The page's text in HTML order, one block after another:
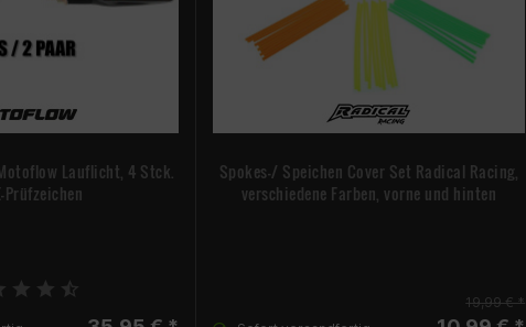
Lauflicht, 4 Stck.
Prüfzeichen
Spokes-/ Speichen Cover Set Radical Racing,
verschiedene Farben, vorne und hinten
19,99 € *